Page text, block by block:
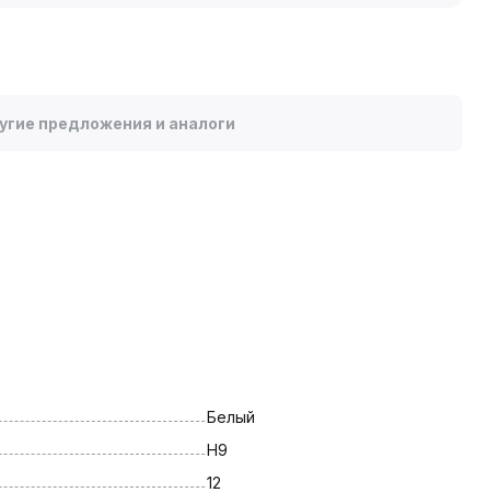
предложения и аналоги
Белый
H9
12